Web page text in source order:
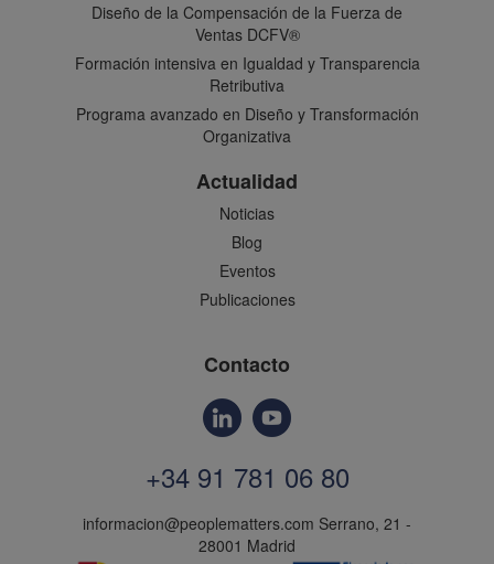
Diseño de la Compensación de la Fuerza de
Ventas DCFV®
Formación intensiva en Igualdad y Transparencia
Retributiva
Programa avanzado en Diseño y Transformación
Organizativa
Actualidad
Noticias
Blog
Eventos
Publicaciones
Contacto
+34 91 781 06 80
informacion@peoplematters.com Serrano, 21 -
28001 Madrid